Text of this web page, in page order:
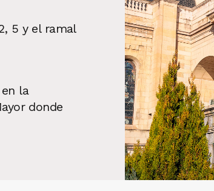
5 y el ramal
la
donde